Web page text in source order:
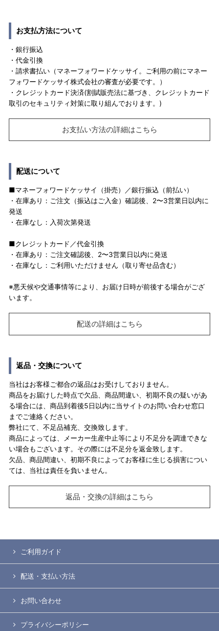
お支払方法について
・銀行振込
・代金引換
・請求書払い（マネーフォワードケッサイ。ご利用の前にマネー
フォワードケッサイ株式会社の審査が必要です。）
・クレジットカード決済(割賦販売法に基づき、クレジットカード
取引のセキュリティ対策に取り組んでおります。)
お支払い方法の詳細はこちら
配送について
■マネーフォワードケッサイ（掛売）／銀行振込（前払い）
・在庫あり：ご注文（振込はご入金）確認後、2〜3営業日以内に
発送
・在庫なし：入荷次第発送
■クレジットカード／代金引換
・在庫あり：ご注文確認後、2〜3営業日以内に発送
・在庫なし：ご利用いただけません（取り寄せ品含む）
※悪天候や交通事情等により、お届け日時が前後する場合がござ
います。
配送の詳細はこちら
返品・交換について
当社はお客様ご都合の返品はお受けしておりません。
商品をお届けした時点で欠品、商品間違い、初期不良の疑いがあ
る場合には、商品到着後5日以内に当サイトのお問い合わせ窓口
までご連絡ください。
弊社にて、不足品補充、交換致します。
商品によっては、メーカー生産中止等により不足分を調達できな
い場合もございます。その際には不足分を返金致します。
欠品、商品間違い、初期不良によってお客様に生じる損害につい
ては、当社は責任を負いません。
返品・交換の詳細はこちら
ご利用ガイド
配送・支払い方法
お問い合わせ
プライバシーポリシー